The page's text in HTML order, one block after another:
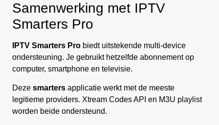
Samenwerking met IPTV
Smarters Pro
IPTV Smarters Pro biedt uitstekende multi-device
ondersteuning. Je gebruikt hetzelfde abonnement op
computer, smartphone en televisie.
Deze smarters applicatie werkt met de meeste
legitieme providers. Xtream Codes API en M3U playlist
worden beide ondersteund.